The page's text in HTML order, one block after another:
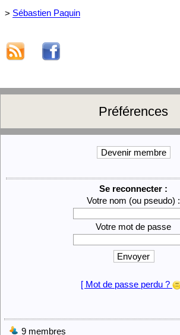
> Sébastien Paquin
Préférences
Devenir membre
Se reconnecter :
Votre nom (ou pseudo) :
Votre mot de passe
Envoyer
[ Mot de passe perdu ?
9 membres